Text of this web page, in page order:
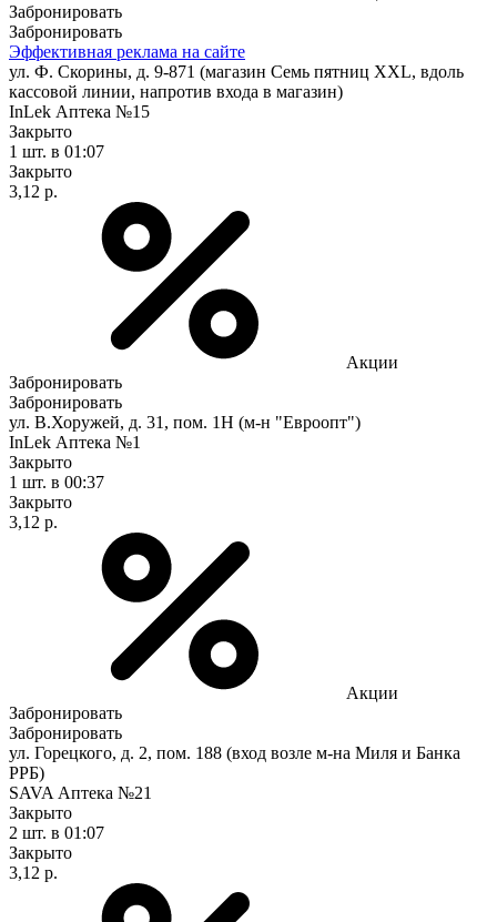
Забронировать
Забронировать
Эффективная реклама на сайте
ул. Ф. Скорины, д. 9-871 (магазин Семь пятниц XXL, вдоль
кассовой линии, напротив входа в магазин)
InLek Аптека №15
Закрыто
1 шт. в 01:07
Закрыто
3,12 р.
Акции
Забронировать
Забронировать
ул. В.Хоружей, д. 31, пом. 1Н (м-н "Евроопт")
InLek Аптека №1
Закрыто
1 шт. в 00:37
Закрыто
3,12 р.
Акции
Забронировать
Забронировать
ул. Горецкого, д. 2, пом. 188 (вход возле м-на Миля и Банка
РРБ)
SAVA Аптека №21
Закрыто
2 шт. в 01:07
Закрыто
3,12 р.